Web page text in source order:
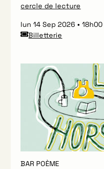
cercle de lecture
lun 14 Sep 2026
18h00
Billetterie
BAR POÈME